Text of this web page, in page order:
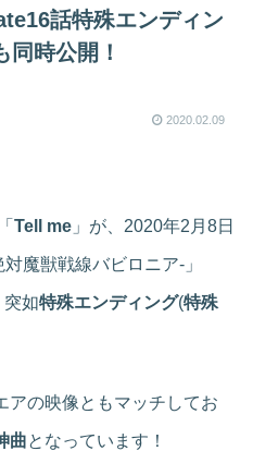
話特殊エンディン
同時公開！
2020.02.09
Tell me 」が、2020年2月8日
対魔獣戦線バビロニア-」
突如特殊エンディング(特殊
アの映像ともマッチしてお
曲となっています！